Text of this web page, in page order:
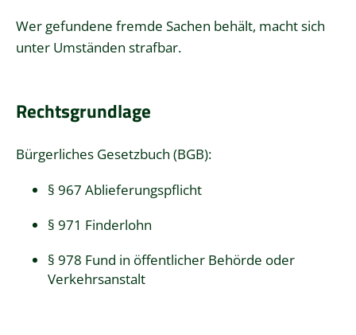
Wer gefundene fremde Sachen behält, macht sich
unter Umständen strafbar.
Rechtsgrundlage
Bürgerliches Gesetzbuch (BGB):
§ 967 Ablieferungspflicht
§ 971 Finderlohn
§ 978 Fund in öffentlicher Behörde oder
Verkehrsanstalt